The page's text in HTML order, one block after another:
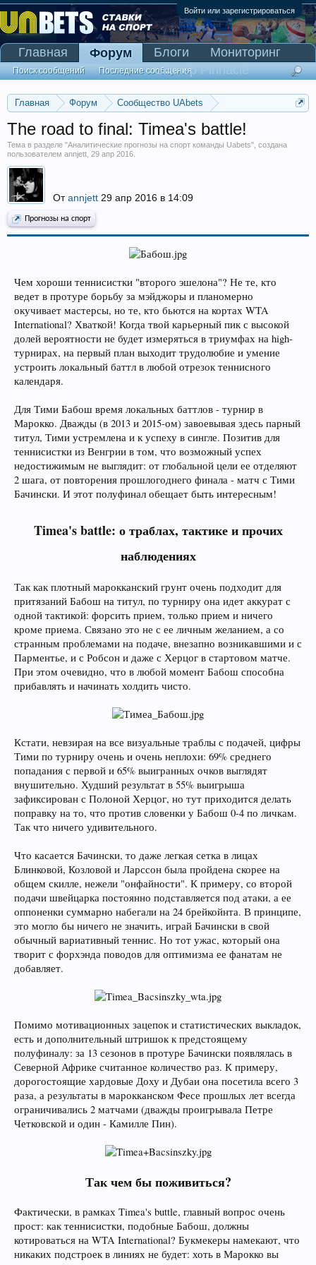
Войти или зарегистрироваться
Главная Форум
Сообщество UAbets
The road to final: Timea's battle!
Тема в разделе "Аналитические прогнозы на спорт команды Uabets", создана
пользователем annjett 29 апр 2016
От annjett 29 апр 2016 в 14:09
Прогнозы на спорт
Чем хороши теннисистки "второго эшелона"? Не те, кто
ведет в протуре борьбу за мэйджоры и планомерно
окучивает мастерсы, но те, кто бьются на кортах WTA
International? Хваткой! Когда твой карьерный пик с высокой
долей вероятности не будет измеряться в триумфах на high-
турнирах, на первый план выходит трудолюбие и умение
устроить локальный баттл в любой отрезок теннисного
календаря.
Для Тими Бабош время локальных баттлов - турнир в
Марокко. Дважды (в 2013 и 2015-ом) завоевывая здесь парный
титул, Тими устремлена и к успеху в сингле. Позитив для
теннисистки из Венгрии в том, что возможный успех
недостижимым не выглядит: от глобальной цели ее отделяют
2 шага, от повторения прошлогоднего финала - матч с Тими
Бачински. И этот полуфинал обещает быть интересным!
Timea's battle: о траблах, тактике и прочих
наблюдениях
Так как плотный марокканский грунт очень подходит для
притязаний Бабош на титул, по турниру она идет аккурат с
одной тактикой: форсить прием, только прием и ничего
кроме приема. Связано это не с ее личным желанием, а со
странным проблемами на подаче, внезапно возникавшими и с
Парментье, и с Робсон и даже с Херцог в стартовом матче.
При этом очевидно, что в любой момент Бабош способна
прибавлять и начинать холдить чисто.
Кстати, невзирая на все визуальные траблы с подачей, цифры
Тими по турниру очень и очень неплохи: 69% среднего
попадания с первой и 65% выигранных очков выглядят
внушительно. Худший результат в 55% выигрыша
зафиксирован с Полоной Херцог, но тут приходится делать
поправку на то, что против словенки у Бабош 0-4 по личкам.
Так что ничего удивительного.
Что касается Бачински, то даже легкая сетка в лицах
Блинковой, Козловой и Ларссон была пройдена скорее на
общем скилле, нежели "онфайности". К примеру, со второй
подачи швейцарка постоянно подставляется под атаки, а ее
оппоненки суммарно набегали на 24 брейкойнта. В принципе,
это могло бы ничего не значить, играй Бачински в свой
обычный вариативный теннис. Но тот ужас, который она
творит с форхэнда поводов для оптимизма ее фанатам не
добавляет.
Помимо мотивационных зацепок и статистических выкладок,
есть и дополнительный штришок к предстоящему
полуфиналу: за 13 сезонов в протуре Бачински появлялась в
Северной Африке считанное количество раз. К примеру,
дорогостоящие хардовые Доху и Дубаи она посетила всего 3
раза, а результаты в марокканском Фесе прошлых лет всегда
ограничивались 2 матчами (дважды проигрывала Петре
Четковской и один - Камилле Пин).
Так чем бы поживиться?
Фактически, в рамках Timea's buttle, главный вопрос очень
прост: как теннисистки, подобные Бабош, должны
котироваться на WTA International? Букмекеры намекают, что
никаких подстроек в линиях не будет: хоть в Марокко вы
Главная Форум
Поиск сообщений Последние сообщения
Блоги
Мониторинг
Сканер Pinnacle